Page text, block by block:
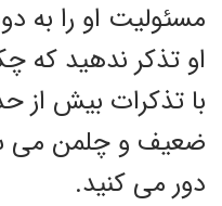
مسئولیت او را به
او تذکر ندهید که
با تذکرات بیش از
ضعیف و چلمن می
دور می کنید.